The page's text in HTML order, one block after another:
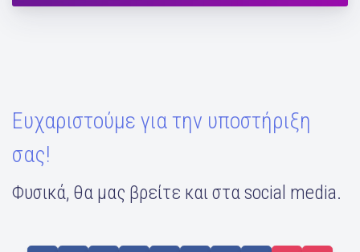
Ευχαριστούμε για την υποστήριξη
σας!
Φυσικά, θα μας βρείτε και στα social media.